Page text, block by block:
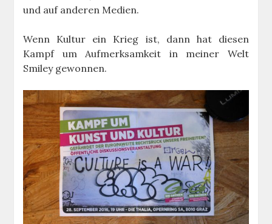
und auf anderen Medien.
Wenn Kultur ein Krieg ist, dann hat diesen
Kampf um Aufmerksamkeit in meiner Welt
Smiley gewonnen.